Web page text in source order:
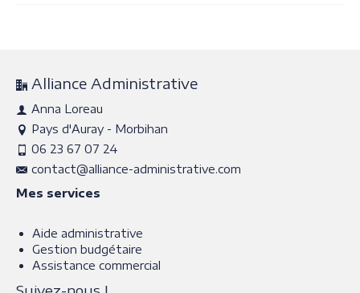
Alliance Administrative
Anna Loreau
Pays d'Auray - Morbihan
06 23 67 07 24
contact@alliance-administrative.com
Mes services
Aide administrative
Gestion budgétaire
Assistance commercial